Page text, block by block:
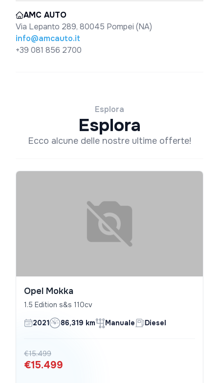
AMC AUTO
Via Lepanto 289, 80045 Pompei (NA)
info@amcauto.it
+39 081 856 2700
Esplora
Esplora
Ecco alcune delle nostre ultime offerte!
Opel Mokka
1.5 Edition s&s 110cv
2021 86,319 km Manuale Diesel
€15.499
€15.499